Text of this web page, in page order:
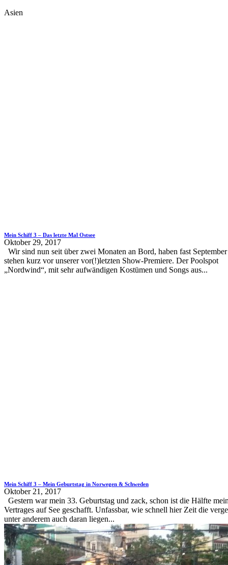
Asien
Mein Schiff 3 – Das letzte Mal Ostsee
Oktober 29, 2017
Wir sind nun seit über zwei Monaten an Bord, haben fast
stehen kurz vor unserer vor(!)letzten Show-Premiere. Der Poolspot
„Nordwind“, mit sehr aufwändigen Kostümen und Songs aus...
Mein Schiff 3 – Mein Geburtstag in Norwegen & Schweden
Oktober 21, 2017
Gestern war mein 33. Geburtstag und zack, schon ist die Hälfte
Vertrages auf See geschafft. Unfassbar, wie schnell hier Zeit die
unter anderem auch daran liegen...